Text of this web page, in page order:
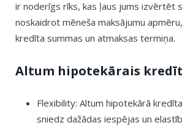
ir noderīgs rīks, kas ļaus jums izvērtēt
noskaidrot mēneša maksājumu
kredīta summas un atmaksas termiņa.
Altum hipotekārais
Flexibility: Altum hipotekārā
sniedz dažādas iespējas un